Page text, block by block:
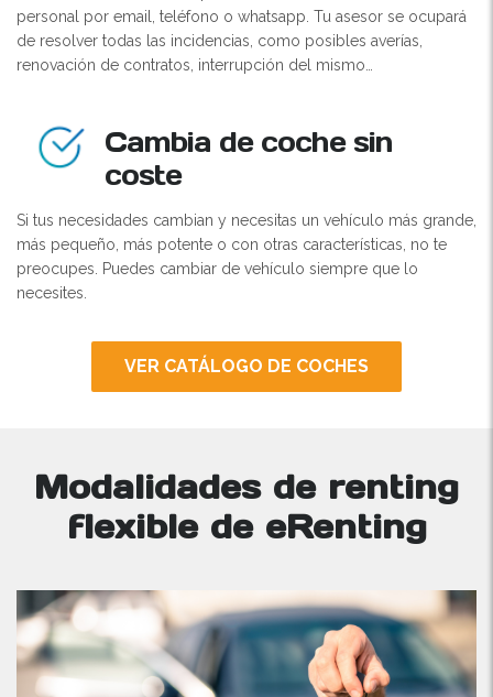
personal por email, teléfono o whatsapp. Tu asesor se ocupará
de resolver todas las incidencias, como posibles averías,
renovación de contratos, interrupción del mismo…
Cambia de coche sin
coste
Si tus necesidades cambian y necesitas un vehículo más grande,
más pequeño, más potente o con otras características, no te
preocupes. Puedes cambiar de vehículo siempre que lo
necesites.
VER CATÁLOGO DE COCHES
Modalidades de renting
flexible de eRenting